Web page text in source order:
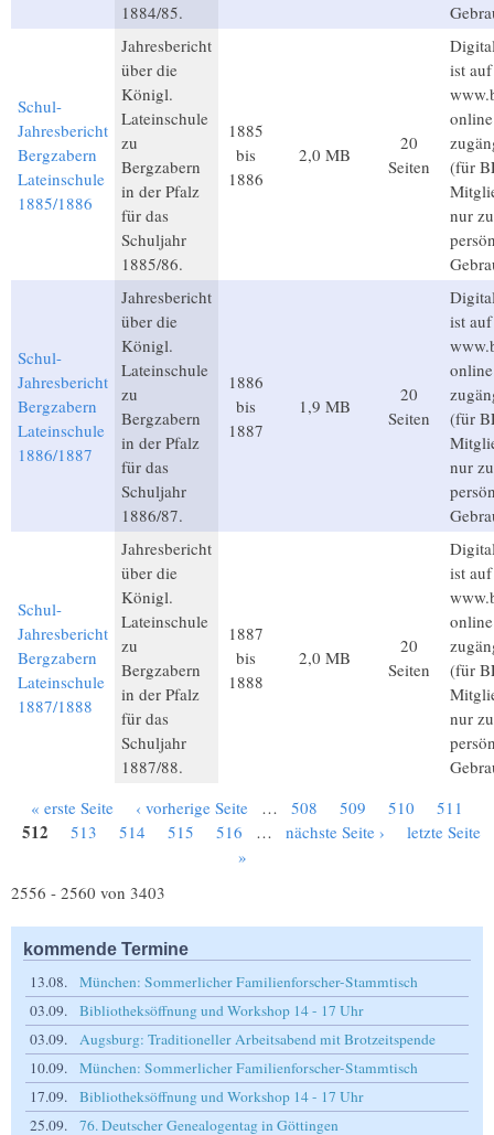
1884/85.
Schul-
Jahresbericht
Bergzabern
Lateinschule
1885/1886
Jahresbericht
über die
Königl.
Lateinschule
zu
Bergzabern
in der Pfalz
für das
Schuljahr
1885/86.
1885
bis
1886
2,0 MB
20
Seiten
ist auf
(für
nur
Schul-
Jahresbericht
Bergzabern
Lateinschule
1886/1887
Jahresbericht
über die
Königl.
Lateinschule
zu
Bergzabern
in der Pfalz
für das
Schuljahr
1886/87.
1886
bis
1887
1,9 MB
20
Seiten
ist auf
(für
nur
Schul-
Jahresbericht
Bergzabern
Lateinschule
1887/1888
Jahresbericht
über die
Königl.
Lateinschule
zu
Bergzabern
in der Pfalz
für das
Schuljahr
1887/88.
1887
bis
1888
2,0 MB
20
Seiten
ist auf
(für
nur
Seiten
« erste Seite ‹ vorherige Seite … 508 509 510 511
512 513 514 515 516 … nächste Seite ›
letzte Seite
»
2556 - 2560 von 3403
kommende Termine
13.08.
München: Sommerlicher Familienforscher-Stammtisch
03.09.
Bibliotheksöffnung und Workshop 14 - 17 Uhr
03.09.
Augsburg: Traditioneller Arbeitsabend mit Brotzeitspende
10.09.
München: Sommerlicher Familienforscher-Stammtisch
17.09.
Bibliotheksöffnung und Workshop 14 - 17 Uhr
25.09.
76. Deutscher Genealogentag in Göttingen